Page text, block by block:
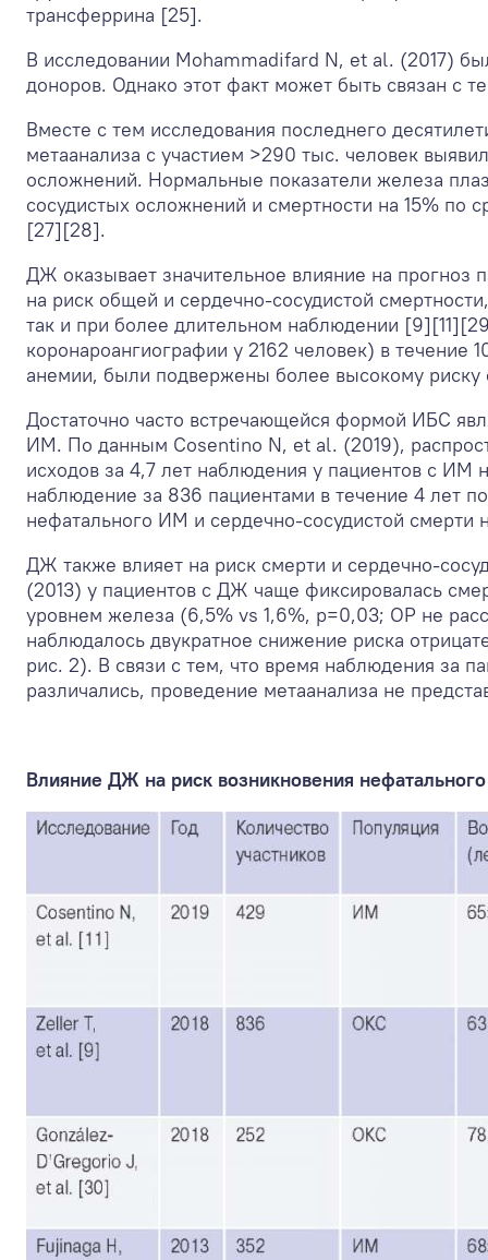
трансферрина [25].
В исследовании Mohammadifard N, et al. (2017)
доноров. Однако этот факт может быть связан с
Вместе с тем исследования последнего
метаанализа с участием >290 тыс. человек
осложнений. Нормальные показатели железа
сосудистых осложнений и смертности на 15%
[27][28].
ДЖ оказывает значительное влияние на
на риск общей и сердечно-сосудистой
так и при более длительном наблюдении
коронароангиографии у 2162 человек) в
анемии, были подвержены более высокому
Достаточно часто встречающейся формой ИБС
ИМ. По данным Cosentino N, et al. (2019),
исходов за 4,7 лет наблюдения у пациентов с
наблюдение за 836 пациентами в течение 4 лет
нефатального ИМ и сердечно-сосудистой
ДЖ также влияет на риск смерти и сердечно-
(2013) у пациентов с ДЖ чаще фиксировалась
уровнем железа (6,5% vs 1,6%, p=0,03; ОР не
наблюдалось двукратное снижение риска
рис. 2). В связи с тем, что время наблюдения за
различались, проведение метаанализа не
Влияние ДЖ на риск возникновения